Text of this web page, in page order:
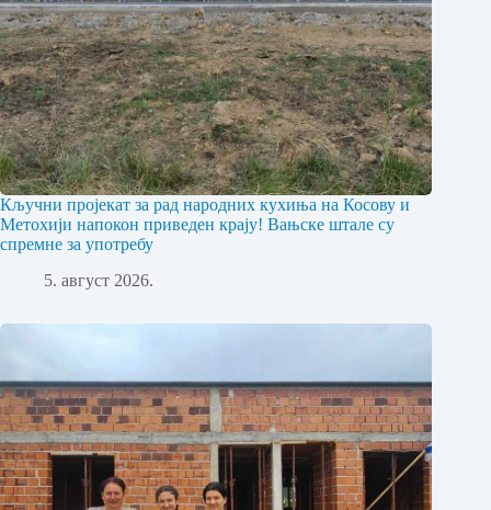
Кључни пројекат за рад народних кухиња на Косову и
Метохији напокон приведен крају! Вањске штале су
спремне за употребу
5. август 2026.